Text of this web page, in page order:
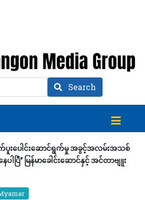
Search
းပေါင်းဆောင်ရွက်မှု အခွင့်အလမ်းအသစ်
ပြီ” မြန်မာခေါင်းဆောင်နှင့် အင်တာဗျူး